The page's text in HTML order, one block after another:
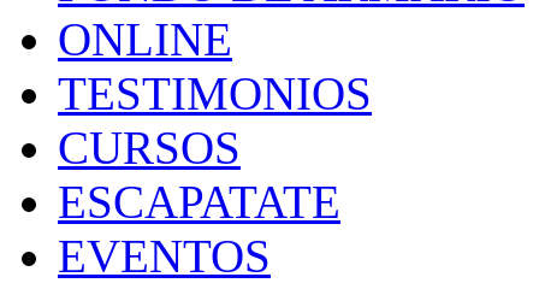
ONLINE
TESTIMONIOS
CURSOS
ESCAPATATE
EVENTOS